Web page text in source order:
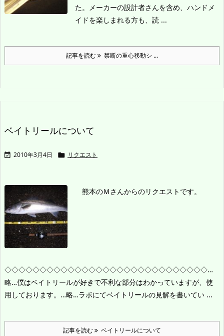
た。メーカーの設計者さんを含め、ハンドメ
イドを楽しまれる方も、読 ...
記事を読む 禁断の重心移動シ ...
ベイトリールについて
 2010年3月4日  リクエスト
熊本のＭさんからのリクエストです。
◇◇◇◇◇◇◇◇◇◇◇◇◇◇◇◇◇◇◇◇◇◇◇◇◇◇◇◇◇…
略…僕はベイトリールが好きで不利な部分はわかっていますが、使
用しております。…略…ラボにてベイトリールの見解を書いてい ...
記事を読む ベイトリールについて